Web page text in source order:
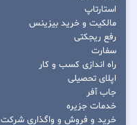
استارتاپ
مالکیت و خرید بیزینس
رفع ریجکتی
سفارت
راه اندازی کسب و کار
اپلای تحصیلی
جاب آفر
خدمات جزیره
خرید و فروش و واگذاری شرکت